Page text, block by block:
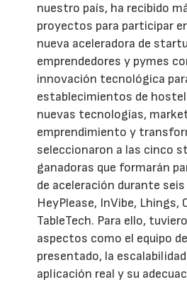
nuestro país, ha recibido
proyectos para participar
nueva aceleradora de
emprendedores y pymes
innovación tecnológica
establecimientos de
nuevas tecnologías,
emprendimiento y
seleccionaron a las cinco
ganadoras que formarán
de aceleración durante
HeyPlease, InVibe, Lhings,
TableTech. Para ello,
aspectos como el equipo
presentado, la
aplicación real y su